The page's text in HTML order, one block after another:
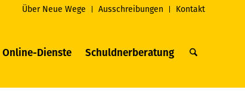
Über Neue Wege Ausschreibungen Kontakt
Online-Dienste Schuldnerberatung